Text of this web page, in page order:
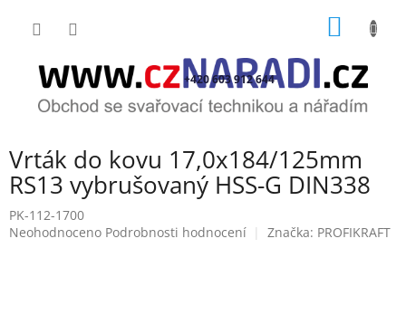
+420 603 912 644
Vrták do kovu 17,0x184/125mm
RS13 vybrušovaný HSS-G DIN338
PK-112-1700
Průměrné
Neohodnoceno Podrobnosti hodnocení Značka: PROFIKRAFT